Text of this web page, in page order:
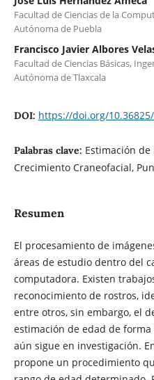
Facultad de Ciencias de la
Autónoma de Puebla
Francisco Javier Albores
Facultad de Ciencias Básicas,
Autónoma de Tlaxcala
DOI: https://doi.org/
Palabras clave: Estimación
Crecimiento Craneofacial,
Resumen
El procesamiento de
áreas de estudio dentro del
computadora. Existen
reconocimiento de rostros,
entre otros, sin embargo, el
estimación de edad de
aún sigue en investigación.
propone un procedimiento